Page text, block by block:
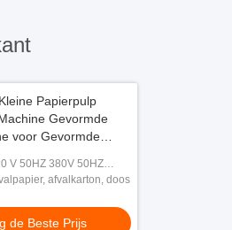
Papierpulp
Gevormde
voor Gevormde
V 50HZ 380V 50HZ
afvalkarton, doos
de Beste Prijs